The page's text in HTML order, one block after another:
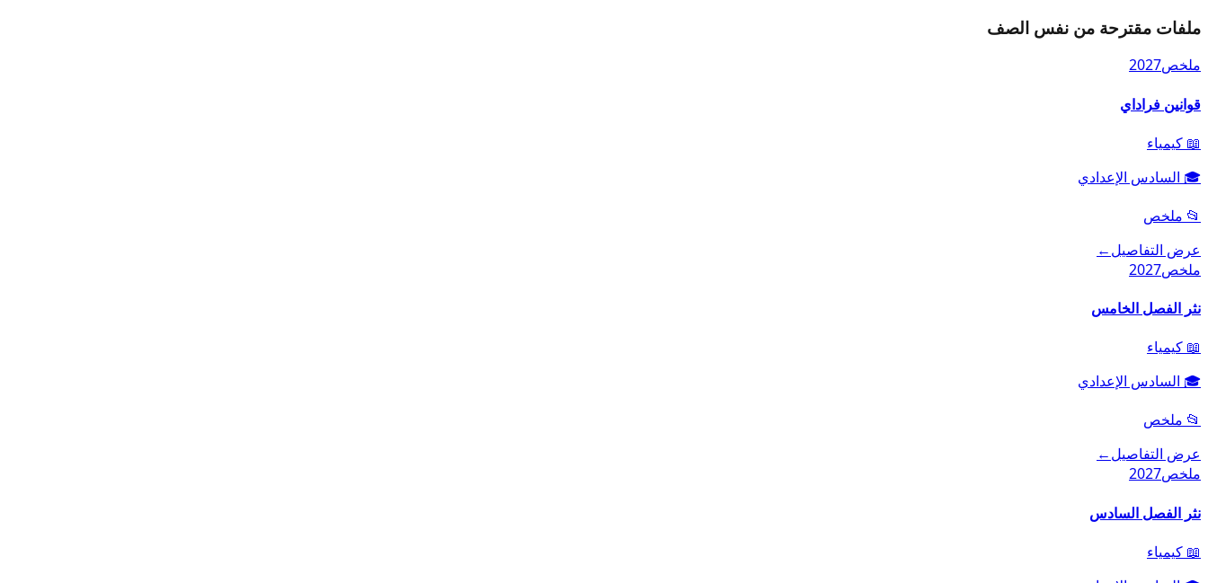
ملفات مقترحة من نفس الصف
ملخص2027
قوانين فراداي
📖 كيمياء
🎓 السادس الإعدادي
📂 ملخص
عرض التفاصيل←
ملخص2027
نثر الفصل الخامس
📖 كيمياء
🎓 السادس الإعدادي
📂 ملخص
عرض التفاصيل←
ملخص2027
نثر الفصل السادس
📖 كيمياء